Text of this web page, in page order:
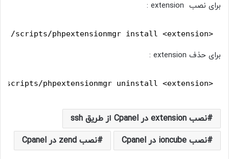
برای نصب extension :
/scripts/phpextensionmgr install <extension>
برای حذف extension :
/scripts/phpextensionmgr uninstall <extension>
نصب extension در Cpanel از طریق ssh
نصب ioncube در Cpanel
نصب zend در Cpanel